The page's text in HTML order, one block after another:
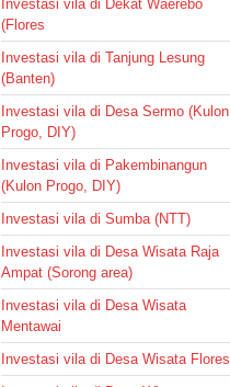
Investasi vila di Dekat Waerebo
(Flores
Investasi vila di Tanjung Lesung
(Banten)
Investasi vila di Desa Sermo (Kulon
Progo, DIY)
Investasi vila di Pakembinangun
(Kulon Progo, DIY)
Investasi vila di Sumba (NTT)
Investasi vila di Desa Wisata Raja
Ampat (Sorong area)
Investasi vila di Desa Wisata
Mentawai
Investasi vila di Desa Wisata Flores